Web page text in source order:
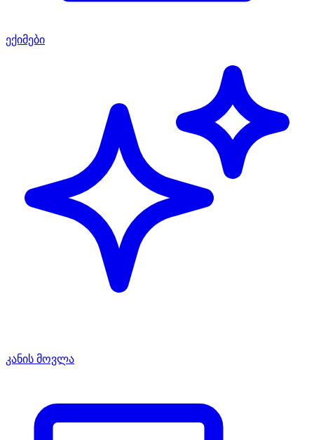
ექიმები
კანის მოვლა